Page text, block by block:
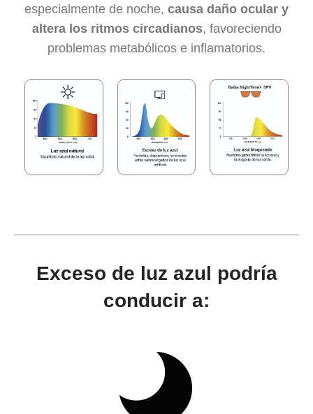
especialmente de noche, causa daño ocular y
altera los ritmos circadianos, favoreciendo
problemas metabólicos e inflamatorios.
Exceso de luz azul podría
conducir a: